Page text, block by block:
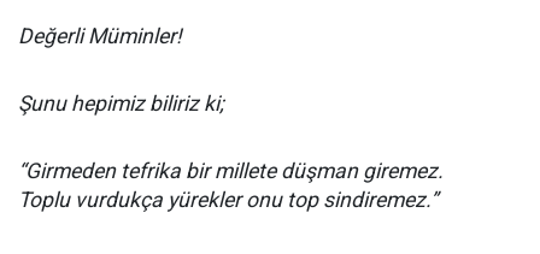
Değerli Müminler!
Şunu hepimiz biliriz ki;
“Girmeden tefrika bir millete düşman giremez.
Toplu vurdukça yürekler onu top sindiremez.”